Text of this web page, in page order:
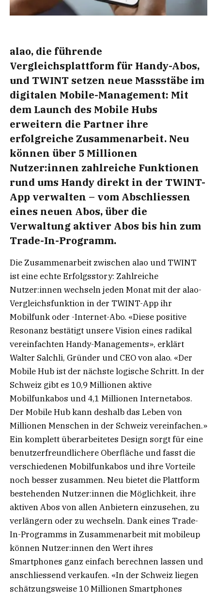
alao, die führende
Vergleichsplattform für Handy-Abos,
und TWINT setzen neue Massstäbe im
digitalen Mobile-Management: Mit
dem Launch des Mobile Hubs
erweitern die Partner ihre
erfolgreiche Zusammenarbeit. Neu
können über 5 Millionen
Nutzer:innen zahlreiche Funktionen
rund ums Handy direkt in der TWINT-
App verwalten – vom Abschliessen
eines neuen Abos, über die
Verwaltung aktiver Abos bis hin zum
Trade-In-Programm.
Die Zusammenarbeit zwischen alao und TWINT
ist eine echte Erfolgsstory: Zahlreiche
Nutzer:innen wechseln jeden Monat mit der alao-
Vergleichsfunktion in der TWINT-App ihr
Mobilfunk oder -Internet-Abo. «Diese positive
Resonanz bestätigt unsere Vision eines radikal
vereinfachten Handy-Managements», erklärt
Walter Salchli, Gründer und CEO von alao. «Der
Mobile Hub ist der nächste logische Schritt. In der
Schweiz gibt es 10,9 Millionen aktive
Mobilfunkabos und 4,1 Millionen Internetabos.
Der Mobile Hub kann deshalb das Leben von
Millionen Menschen in der Schweiz vereinfachen.»
Ein komplett überarbeitetes Design sorgt für eine
benutzerfreundlichere Oberfläche und fasst die
verschiedenen Mobilfunkabos und ihre Vorteile
noch besser zusammen. Neu bietet die Plattform
bestehenden Nutzer:innen die Möglichkeit, ihre
aktiven Abos von allen Anbietern einzusehen, zu
verlängern oder zu wechseln. Dank eines Trade-
In-Programms in Zusammenarbeit mit mobileup
können Nutzer:innen den Wert ihres
Smartphones ganz einfach berechnen lassen und
anschliessend verkaufen. «In der Schweiz liegen
schätzungsweise 10 Millionen Smartphones